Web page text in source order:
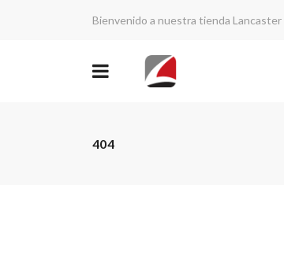
Bienvenido a nuestra tienda Lancaster
404